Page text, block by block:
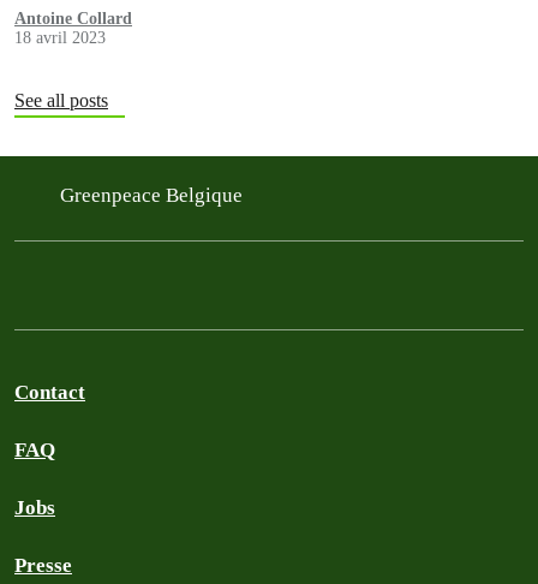
du gaz fossile et du nucléaire au sein de la taxonomie européenne
comme investissements durables, effective depuis l’année dernière.
Antoine Collard
18 avril 2023
See all posts
Greenpeace Belgique
Contact
FAQ
Jobs
Presse